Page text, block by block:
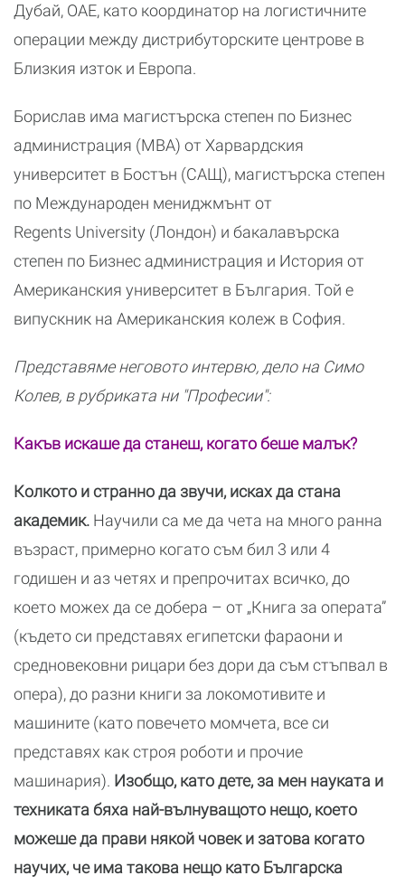
Дубай, ОАЕ, като координатор на логистичните
операции между дистрибуторските центрове в
Близкия изток и Европа.
Борислав има магистърска степен по Бизнес
администрация (MBA) от Харвардския
университет в Бостън (САЩ), магистърска степен
по Международен мениджмънт от
Regents University (Лондон) и бакалавърска
степен по Бизнес администрация и История от
Американския университет в България. Той е
випускник на Американския колеж в София.
Представяме неговото интервю, дело на Симо
Колев, в рубриката ни "Професии":
Какъв искаше да станеш, когато беше малък?
Колкото и странно да звучи, исках да стана
академик. Научили са ме да чета на много ранна
възраст, примерно когато съм бил 3 или 4
годишен и аз четях и препрочитах всичко, до
което можех да се добера – от „Книга за операта”
(където си представях египетски фараони и
средновековни рицари без дори да съм стъпвал в
опера), до разни книги за локомотивите и
машините (като повечето момчета, все си
представях как строя роботи и прочие
машинария). Изобщо, като дете, за мен науката и
техниката бяха най-вълнуващото нещо, което
можеше да прави някой човек и затова когато
научих, че има такова нещо като Българска